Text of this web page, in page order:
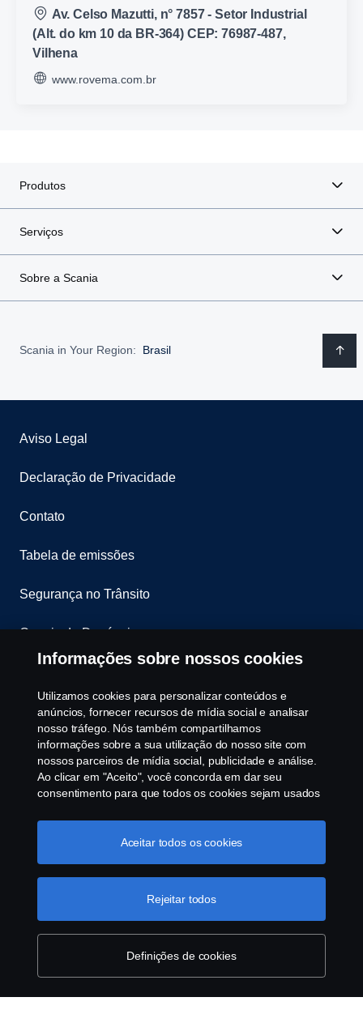
Av. Celso Mazutti, n° 7857 - Setor Industrial
(Alt. do km 10 da BR-364) CEP: 76987-487,
Vilhena
www.rovema.com.br
Produtos
Serviços
Sobre a Scania
Scania in Your Region: Brasil
Aviso Legal
Declaração de Privacidade
Contato
Tabela de emissões
Segurança no Trânsito
Canais de Denúncia
Programa de Rotulagem Veicular
Política de Cookies
Configurações de cookies
Brasil, Av. José Odorizzi, 151 - Vila Euro, São
Bernardo do Campo. SP. Tel: +55 11 4090-2960.
CNPJ 59.104.901/0001-76
Informações sobre nossos cookies
Utilizamos cookies para personalizar conteúdos e
anúncios, fornecer recursos de mídia social e analisar
nosso tráfego. Nós também compartilhamos
informações sobre a sua utilização do nosso site com
nossos parceiros de mídia social, publicidade e análise.
Ao clicar em "Aceito", você concorda em dar seu
consentimento para que todos os cookies sejam usados
gerenciar a utilização dos cookies clicando em
"Configurações de cookies" e selecionando as
ser encontrada clicando no link abaixo deste texto ou em
“declaração de privacidade". Mais informações sobre a
sua privacidade
Definições de cookies
Rejeitar todos
Aceitar todos os cookies